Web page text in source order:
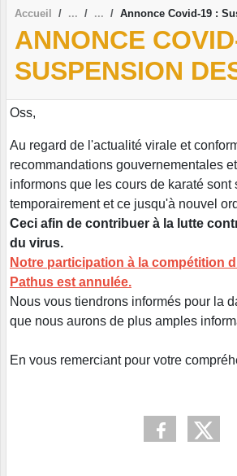
Accueil Annonce Covid-19 :
ANNONCE
SUSPENSION
Oss,
Au regard de l'actualité virale et
recommandations gouvernementales
informons que les cours de karaté sont
temporairement et ce jusqu'à nouvel
Ceci afin de contribuer à la lutte
du virus.
Notre participation à la compétition
Pathus est annulée.
Nous vous tiendrons informés pour la
que nous aurons de plus amples
En vous remerciant pour votre